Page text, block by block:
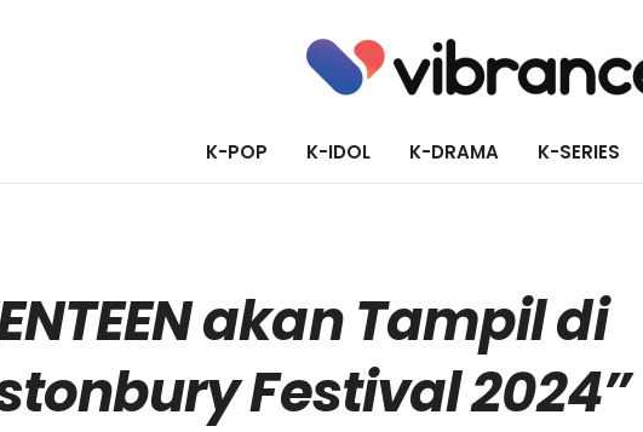
K-POP K-IDOL K-DRAMA K-SERIES
akan Tampil di
Festival 2024”